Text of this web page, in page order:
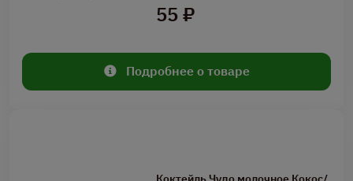
55 ₽
Подробнее о товаре